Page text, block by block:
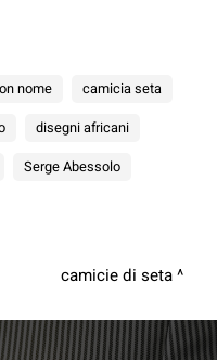
nome
camicia seta
disegni africani
Serge Abessolo
camicie di seta